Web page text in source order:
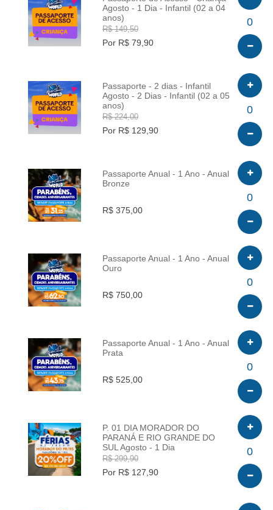
INFO
Agosto - 1 Dia - Infantil (02 a 04
anos)
R$ 149,50
Por R$ 79,90
0
INFO
Passaporte - 2 dias - Infantil
Agosto - 2 Dias - Infantil (02 a 05
anos)
R$ 224,00
Por R$ 129,90
0
INFO
Passaporte Anual - 1 Ano - Anual
Bronze
R$ 375,00
0
INFO
Passaporte Anual - 1 Ano - Anual
Ouro
R$ 750,00
0
INFO
Passaporte Anual - 1 Ano - Anual
Prata
R$ 525,00
0
INFO
P. 01 DIA MORADOR DO
PARANÁ E RIO GRANDE DO
SUL Agosto - 1 Dia
R$ 299,90
Por R$ 127,90
0